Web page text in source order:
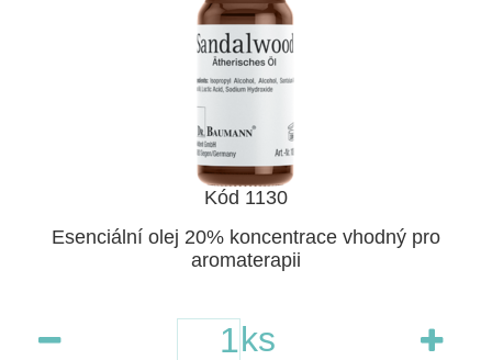
Kód 1130
Esenciální olej 20% koncentrace vhodný pro
aromaterapii
ks